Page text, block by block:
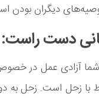
دیگران بودن
دست راست:
آزادی عمل در
با زحل است. زحل به